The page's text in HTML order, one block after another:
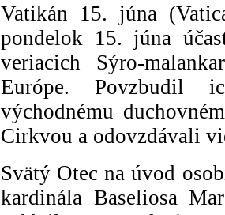
Vatikán 15. júna
pondelok 15. júna
veriacich Sýro-
Európe. Povzbudil
východnému
Cirkvou a odovzdávali
Svätý Otec na úvod
kardinála Baseliosa